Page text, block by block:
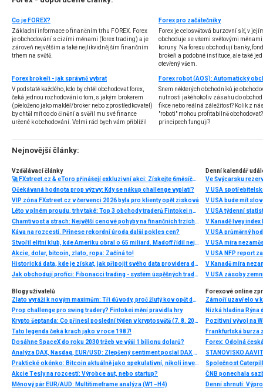
Co je FOREX?
Základní informace o finančním trhu FOREX. Forex
je obchodování s cizími měnami (forex trading) a je
zároveň největším a také nejlikvidnějším finančním
trhem na světě.
Forex pro začátečníky
Forex je celosvětová burzovní síť, v
obchoduje se všemi světovými
koruny. Na forexu obchodují banky,
brokeři a podobné instituce, ale také
otevřený všem.
Forex brokeři - jak správně vybrat
V podstatě každého, kdo by chtěl obchodovat forex,
čeká jednou rozhodování o tom, s jakým brokerem
(přeloženo jako makléř/broker nebo zprostředkovatel)
by chtěl mít co do činění a svěřil mu své finance
určené k obchodování. Velmi rád bych vám přiblížil
několik příkladů nejznámějších z nich.
Snem některých obchodníků je
nutnosti jakéhokoliv zásahu do
fikce nebo reálná záležitost? Kolik z
"roboti" mohou profitabilně
principech fungují?
Nejnovější články:
Vzdělávací články
🚀 FXstreet.cz & eToro přinášejí exkluzivní akci: Získejte 6měsíční členství ve VIP zóně ZDARMA
Očekávaná hodnota prop výzvy: Kdy se nákup challenge vyplatí?
VIP zóna FXstreet.cz v červenci 2026 byla pro klienty opět zisková
Léto v plném proudu, trhy také: Top 3 obchody traderů Fintokei na indexech a zlatě
Chamtivost a strach: Největší cenové pohyby na finančních trzích (červenec 2026)
Káva na rozcestí. Přinese rekordní úroda další pokles cen?
Stvořil elitní klub, kde Ameriku obral o 65 miliard. Madoff řídil největší Ponzi dějin
Akcie, dolar, bitcoin, zlato, ropa: Začíná to!
Historická data, kde je získat, jak připojit svého data providera do MultiCharts a proč je budeme potřebovat? (4. díl)
Jak obchodují profíci: Fibonacci trading - systém úspěšných traderů
Denní kalendář
Ve Švýcarsku
V USA
V USA bude mít
V USA týdenní
V Kanadě Ivey index
V USA průměrný
V USA míra
V USA NFP report
V Kanadě míra
V USA zásoby
Blogy uživatelů
Zlato vyráží k novým maximům: Tři důvody, proč žlutý kov opět dominuje
Prop challenge pro swing tradery? Fintokei mění pravidla hry
Krypto šeptanda: Co přinesl poslední týden v kryptosvětě (7. 8. 2026)
Tato legenda čeká krach jako v roce 1987!
Dosáhne SpaceX do roku 2030 tržeb ve výši 1 bilionu dolarů?
Analýza DAX, Nasdaq, EUR/USD: Zlepšený sentiment poslal DAX na nová maxima
Praktické okénko: Bitcoin aktuálně jako spekulativní, nikoli investiční aktivum
Akcie Tesly na rozcestí: Výrobce aut, nebo startup?
Měnový pár EUR/AUD: Multitimeframe analýza (W1–H4)
Forexové online
Nízká hladina
Pozitivní vývoj na
Frankfurtská burza
Denní shrnutí: